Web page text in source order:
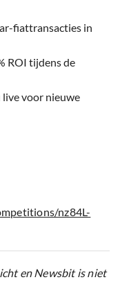
fiattransacties in
ROI tijdens de
voor nieuwe
nz84L-
en Newsbit is niet